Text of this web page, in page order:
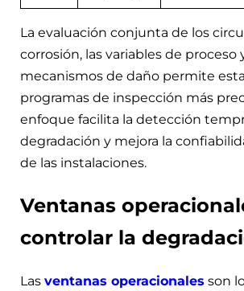
La evaluación conjunta de los
corrosión, las variables de proceso
mecanismos de daño permite
programas de inspección más
enfoque facilita la detección
degradación y mejora la
de las instalaciones.
Ventanas
controlar la
Las ventanas operacionales son